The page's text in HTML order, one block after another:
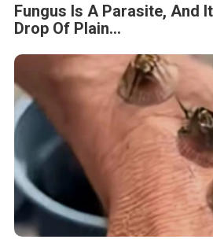
Fungus Is A Parasite, And
Drop Of Plain...